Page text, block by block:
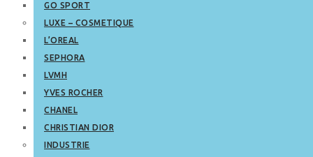
GO SPORT
LUXE – COSMETIQUE
L’OREAL
SEPHORA
LVMH
YVES ROCHER
CHANEL
CHRISTIAN DIOR
INDUSTRIE